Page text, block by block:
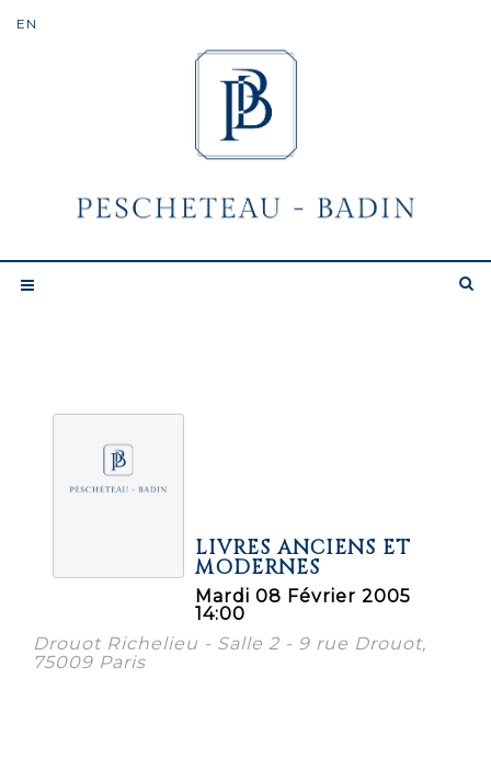
LIVRES ANCIENS ET
MODERNES
Mardi 08 Février 2005
14:00
Drouot Richelieu - Salle 2 - 9 rue Drouot,
75009 Paris